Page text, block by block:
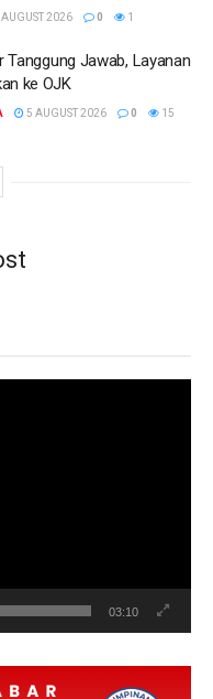
2026 0 1
Tanggung Jawab, Layanan
ke OJK
5 AUGUST 2026 0 15
03:10